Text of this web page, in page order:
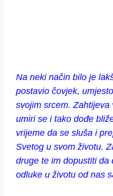
Na neki način bilo je
postavio čovjek,
svojim srcem.
umiri se i tako dođe
vrijeme da se sluša i
Svetog u svom životu.
druge te im dopustiti da
odluke u životu od nas